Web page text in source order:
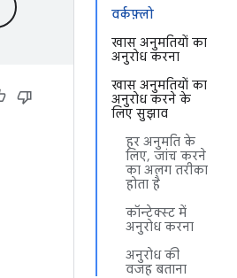
वर्कफ़्लो
खास अनुमतियों का
अनुरोध करना
खास अनुमतियों का
अनुरोध करने के
लिए सुझाव
हर अनुमति के
लिए, जांच करने
का अलग तरीका
होता है
कॉन्टेक्स्ट में
अनुरोध करना
अनुरोध की
वजह बताना